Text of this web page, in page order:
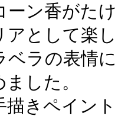
ーン香がた
アとして楽
ベラの表情
した。
描きペイン